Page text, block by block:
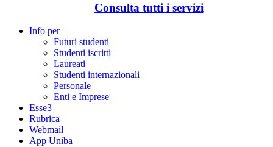
Consulta tutti i servizi
Info per
Futuri studenti
Studenti iscritti
Laureati
Studenti internazionali
Personale
Enti e Imprese
Esse3
Rubrica
Webmail
App Uniba